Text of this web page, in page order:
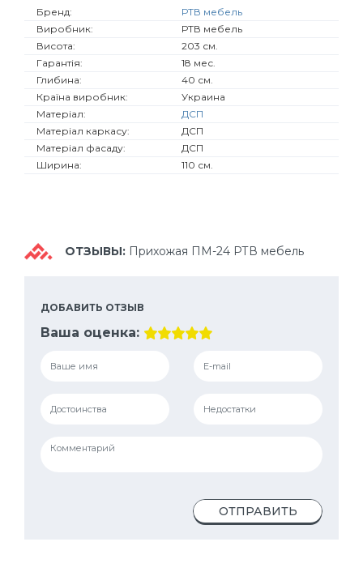
Бренд:
РТВ мебель
Виробник:
РТВ мебель
Висота:
203 см.
Гарантія:
18 мес.
Глибина:
40 см.
Країна виробник:
Украина
Матеріал:
ДСП
Матеріал каркасу:
ДСП
Матеріал фасаду:
ДСП
Ширина:
110 см.
ОТЗЫВЫ: Прихожая ПМ-24 РТВ мебель
ДОБАВИТЬ ОТЗЫВ
Ваша оценка:
ОТПРАВИТЬ